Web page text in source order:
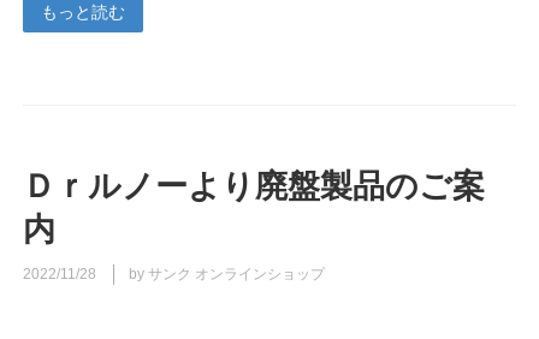
もっと読む
Ｄｒルノーより廃盤製品のご案
内
2022/11/28 by サンク オンラインショップ